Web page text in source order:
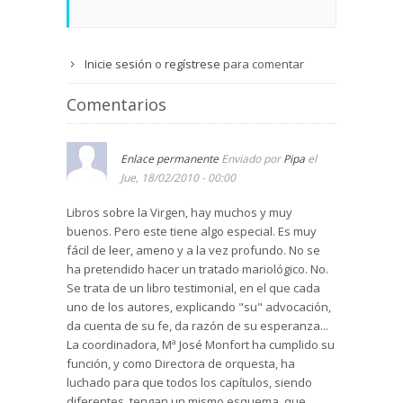
Inicie sesión o regístrese para comentar
Comentarios
Enlace permanente Enviado porPipa el
Jue, 18/02/2010 - 00:00
Libros sobre la Virgen, hay muchos y muy
buenos. Pero este tiene algo especial. Es muy
fácil de leer, ameno y a la vez profundo. No se
ha pretendido hacer un tratado mariológico. No.
Se trata de un libro testimonial, en el que cada
uno de los autores, explicando "su" advocación,
da cuenta de su fe, da razón de su esperanza...
La coordinadora, Mª José Monfort ha cumplido su
función, y como Directora de orquesta, ha
luchado para que todos los capítulos, siendo